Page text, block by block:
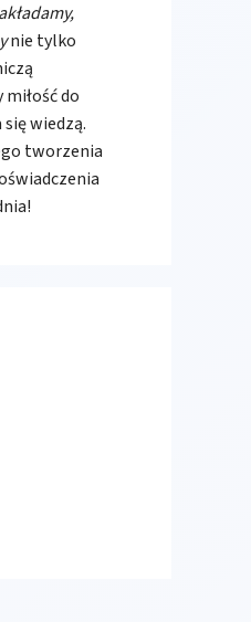
nie tylko
miłość do
wiedzą.
tworzenia